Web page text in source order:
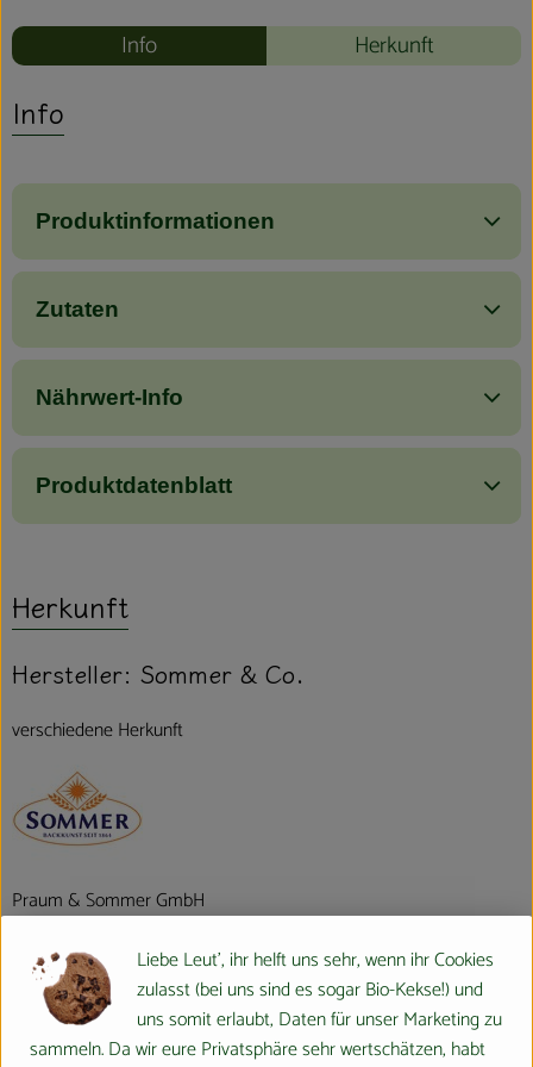
Info Herkunft
Info
Produktinformationen
Zutaten
Nährwert-Info
Produktdatenblatt
Herkunft
Hersteller: Sommer & Co.
verschiedene Herkunft
Praum & Sommer GmbH
D 61267 Neu-Anspach
Wir über uns
Wir von SOMMER sind ein familiengeführtes, unabhängiges
Liebe Leut', ihr helft uns sehr, wenn ihr Cookies
zulasst (bei uns sind es sogar Bio-Kekse!) und
uns somit erlaubt, Daten für unser Marketing zu
sammeln. Da wir eure Privatsphäre sehr wertschätzen, habt